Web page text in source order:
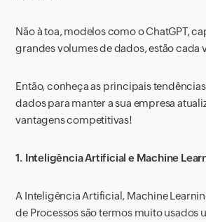
Não à toa, modelos como o ChatGPT,
grandes volumes de dados, estão cada
Então, conheça as principais
dados para manter a sua empresa
vantagens competitivas!
1. Inteligência Artificial e Machine
A Inteligência Artificial, Machine
de Processos são termos muito usados